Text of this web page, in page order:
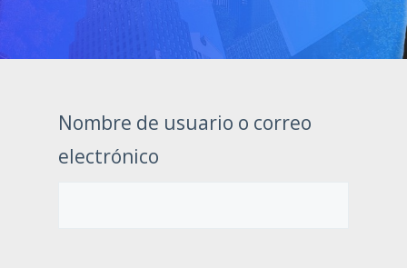
Nombre de usuario o correo
electrónico